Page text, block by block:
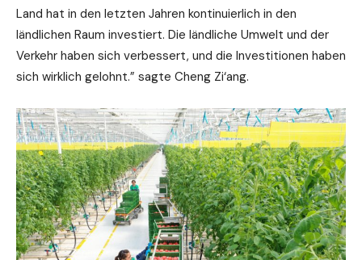
Land hat in den letzten Jahren kontinuierlich in den
ländlichen Raum investiert. Die ländliche Umwelt und der
Verkehr haben sich verbessert, und die Investitionen haben
sich wirklich gelohnt.” sagte Cheng Zi‘ang.